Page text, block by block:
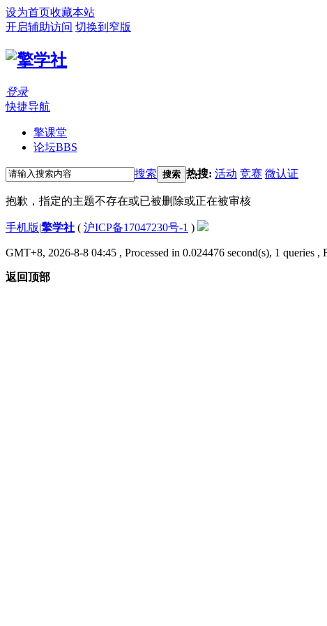
设为首页收藏本站
开启辅助访问 切换到窄版
登录
快捷导航
擎课堂
论坛BBS
搜索 搜索 热搜: 活动 竞赛 微认证
抱歉，指定的主题不存在或已被删除或正在被审核
手机版|擎学社 ( 沪ICP备17047230号-1 )
GMT+8, 2026-8-8 04:45 , Processed in 0.024476 second(s), 1 queries ,
返回顶部